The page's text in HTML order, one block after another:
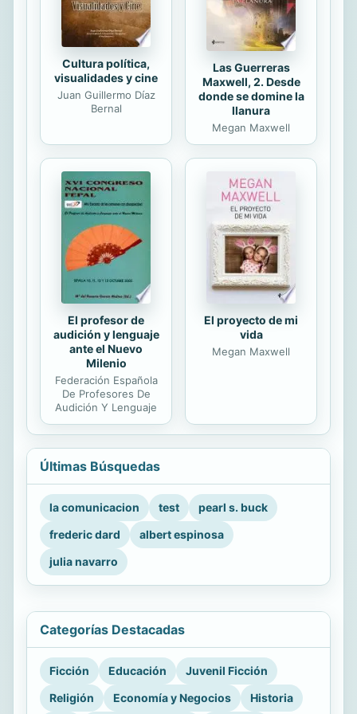
por el Real Decreto 723/2011, de 20
de mayo. En...
Cultura política,
visualidades y cine
Juan Guillermo Díaz
Bernal
Las Guerreras
Maxwell, 2. Desde
donde se domine la
llanura
Megan Maxwell
El profesor de
audición y lenguaje
ante el Nuevo
Milenio
Federación Española
De Profesores De
Audición Y Lenguaje
El proyecto de mi
vida
Megan Maxwell
Últimas Búsquedas
la comunicacion test
pearl s. buck
frederic dard
albert espinosa
julia navarro
Categorías Destacadas
Ficción Educación
Juvenil Ficción
Religión
Economía y Negocios Historia